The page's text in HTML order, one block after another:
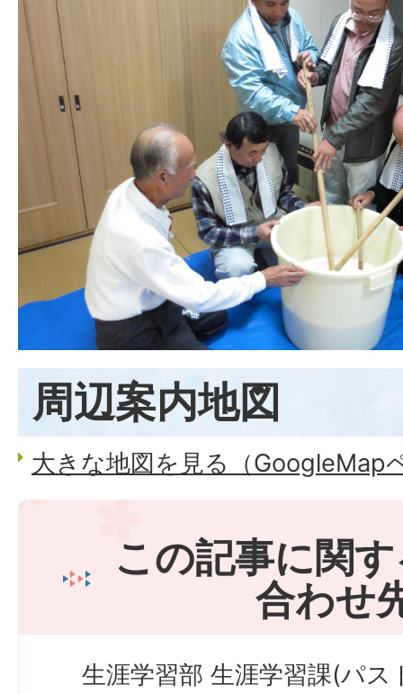
周辺案内地図
大きな地図を見る（GoogleMap
この記事に関
合わせ
生涯学習部 生涯学習課(パス